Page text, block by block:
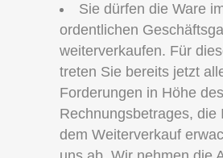
Sie dürfen die Ware
ordentlichen
weiterverkaufen. Für
treten Sie bereits jetzt
Forderungen in Höhe des
Rechnungsbetrages, die
dem Weiterverkauf